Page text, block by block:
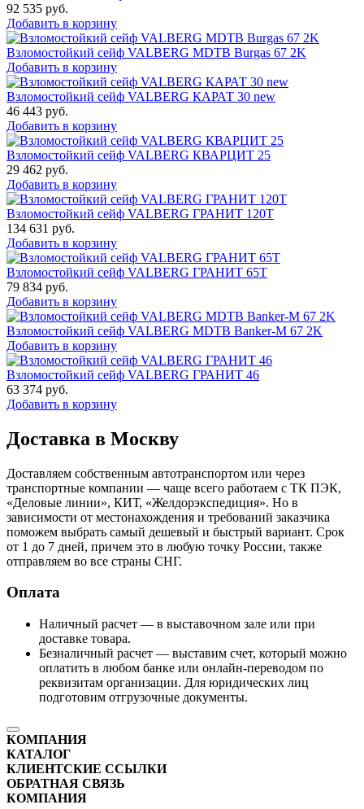
92 535 руб.
Добавить в корзину
Взломостойкий сейф VALBERG MDTB Burgas 67 2K
Добавить в корзину
Взломостойкий сейф VALBERG КАРАТ 30 new
46 443 руб.
Добавить в корзину
Взломостойкий сейф VALBERG КВАРЦИТ 25
29 462 руб.
Добавить в корзину
Взломостойкий сейф VALBERG ГРАНИТ 120Т
134 631 руб.
Добавить в корзину
Взломостойкий сейф VALBERG ГРАНИТ 65Т
79 834 руб.
Добавить в корзину
Взломостойкий сейф VALBERG MDTB Banker-M 67 2K
Добавить в корзину
Взломостойкий сейф VALBERG ГРАНИТ 46
63 374 руб.
Добавить в корзину
Доставка в Москву
Доставляем собственным автотранспортом или через
транспортные компании — чаще всего работаем с ТК ПЭК,
«Деловые линии», КИТ, «Желдорэкспедиция». Но в
зависимости от местонахождения и требований заказчика
поможем выбрать самый дешевый и быстрый вариант. Срок
от 1 до 7 дней, причем это в любую точку России, также
отправляем во все страны СНГ.
Оплата
Наличный расчет — в выставочном зале или при
доставке товара.
Безналичный расчет — выставим счет, который можно
оплатить в любом банке или онлайн-переводом по
реквизитам организации. Для юридических лиц
подготовим отгрузочные документы.
КОМПАНИЯ
КАТАЛОГ
КЛИЕНТСКИЕ ССЫЛКИ
ОБРАТНАЯ СВЯЗЬ
КОМПАНИЯ